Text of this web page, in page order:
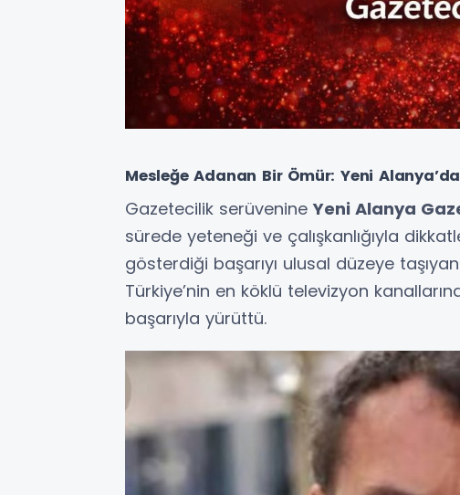
Mesleğe Adanan Bir Ömür: Yeni
Gazetecilik serüvenine Yeni Alanya
sürede yeteneği ve çalışkanlığıyla
gösterdiği başarıyı ulusal düzeye
Türkiye’nin en köklü televizyon
başarıyla yürüttü.